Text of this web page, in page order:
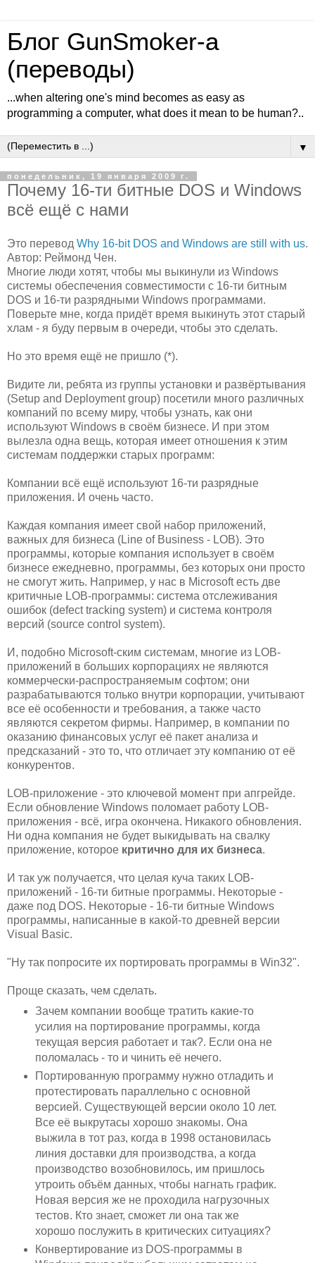
Блог GunSmoker-а
(переводы)
...when altering one's mind becomes as easy as
programming a computer, what does it mean to be human?..
▼
понедельник, 19 января 2009 г.
Почему 16-ти битные DOS и Windows
всё ещё с нами
Это перевод Why 16-bit DOS and Windows are still with us.
Автор: Реймонд Чен.
Многие люди хотят, чтобы мы выкинули из Windows
системы обеспечения совместимости с 16-ти битным
DOS и 16-ти разрядными Windows программами.
Поверьте мне, когда придёт время выкинуть этот старый
хлам - я буду первым в очереди, чтобы это сделать.
Но это время ещё не пришло (*).
Видите ли, ребята из группы установки и развёртывания
(Setup and Deployment group) посетили много различных
компаний по всему миру, чтобы узнать, как они
используют Windows в своём бизнесе. И при этом
вылезла одна вещь, которая имеет отношения к этим
системам поддержки старых программ:
Компании всё ещё используют 16-ти разрядные
приложения. И очень часто.
Каждая компания имеет свой набор приложений,
важных для бизнеса (Line of Business - LOB). Это
программы, которые компания использует в своём
бизнесе ежедневно, программы, без которых они просто
не смогут жить. Например, у нас в Microsoft есть две
критичные LOB-программы: система отслеживания
ошибок (defect tracking system) и система контроля
версий (source control system).
И, подобно Microsoft-ским системам, многие из LOB-
приложений в больших корпорациях не являются
коммерчески-распространяемым софтом; они
разрабатываются только внутри корпорации, учитывают
все её особенности и требования, а также часто
являются секретом фирмы. Например, в компании по
оказанию финансовых услуг её пакет анализа и
предсказаний - это то, что отличает эту компанию от её
конкурентов.
LOB-приложение - это ключевой момент при апгрейде.
Если обновление Windows поломает работу LOB-
приложения - всё, игра окончена. Никакого обновления.
Ни одна компания не будет выкидывать на свалку
приложение, которое критично для их бизнеса.
И так уж получается, что целая куча таких LOB-
приложений - 16-ти битные программы. Некоторые -
даже под DOS. Некоторые - 16-ти битные Windows
программы, написанные в какой-то древней версии
Visual Basic.
"Ну так попросите их портировать программы в Win32".
Проще сказать, чем сделать.
Зачем компании вообще тратить какие-то
усилия на портирование программы, когда
текущая версия работает и так?. Если она не
поломалась - то и чинить её нечего.
Портированную программу нужно отладить и
протестировать параллельно с основной
версией. Существующей версии около 10 лет.
Все её выкрутасы хорошо знакомы. Она
выжила в тот раз, когда в 1998 остановилась
линия доставки для производства, а когда
производство возобновилось, им пришлось
утроить объём данных, чтобы нагнать график.
Новая версия же не проходила нагрузочных
тестов. Кто знает, сможет ли она так же
хорошо послужить в критических ситуациях?
Конвертирование из DOS-программы в